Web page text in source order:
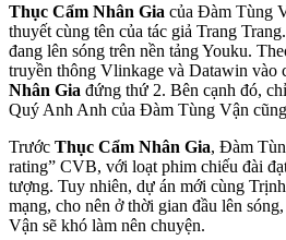
Thục Cẩm Nhân Gia của Đàm Tùng
thuyết cùng tên của tác giả Trang
đang lên sóng trên nền tảng Youku.
truyền thông Vlinkage và Datawin vào
Nhân Gia đứng thứ 2. Bên cạnh đó,
Quý Anh Anh của Đàm Tùng Vận
Trước Thục Cẩm Nhân Gia, Đàm
rating” CVB, với loạt phim chiếu đài
tượng. Tuy nhiên, dự án mới cùng
mạng, cho nên ở thời gian đầu lên
Vận sẽ khó làm nên chuyện.